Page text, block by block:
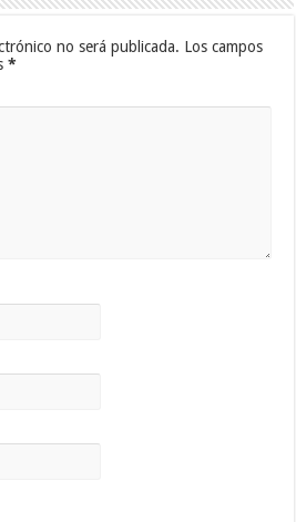
no será publicada. Los campos
*